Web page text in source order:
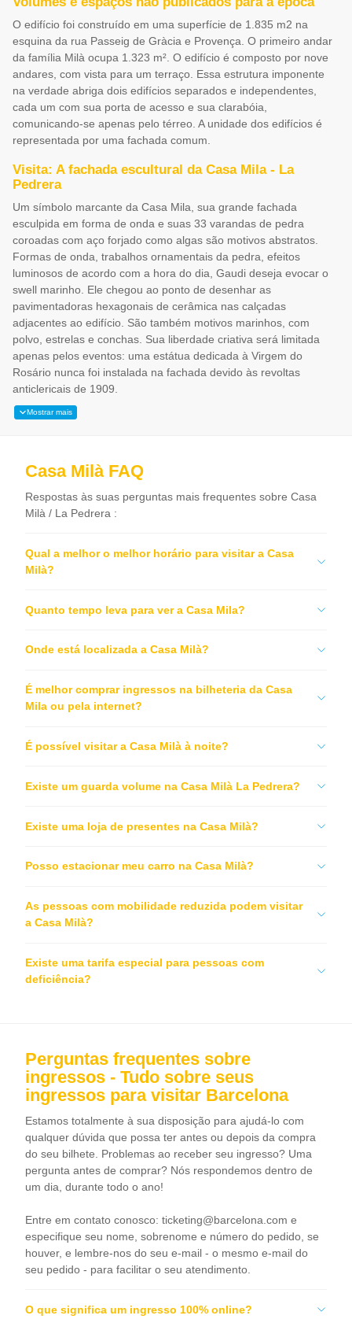
O edifício foi construído em uma superfície de 1.835 m2 na
esquina da rua Passeig de Gràcia e Provença. O primeiro andar
da família Milà ocupa 1.323 m². O edifício é composto por nove
andares, com vista para um terraço. Essa estrutura imponente
na verdade abriga dois edifícios separados e independentes,
cada um com sua porta de acesso e sua clarabóia,
comunicando-se apenas pelo térreo. A unidade dos edifícios é
representada por uma fachada comum.
Visita: A fachada escultural da Casa Mila - La
Pedrera
Um símbolo marcante da Casa Mila, sua grande fachada
esculpida em forma de onda e suas 33 varandas de pedra
coroadas com aço forjado como algas são motivos abstratos.
Formas de onda, trabalhos ornamentais da pedra, efeitos
luminosos de acordo com a hora do dia, Gaudi deseja evocar o
swell marinho. Ele chegou ao ponto de desenhar as
pavimentadoras hexagonais de cerâmica nas calçadas
adjacentes ao edifício. São também motivos marinhos, com
polvo, estrelas e conchas. Sua liberdade criativa será limitada
apenas pelos eventos: uma estátua dedicada à Virgem do
Rosário nunca foi instalada na fachada devido às revoltas
anticlericais de 1909.
Mostrar mais
Casa Milà FAQ
Respostas às suas perguntas mais frequentes sobre Casa
Milà / La Pedrera :
Qual a melhor o melhor horário para visitar a Casa
Milà?
Quanto tempo leva para ver a Casa Mila?
Onde está localizada a Casa Milà?
É melhor comprar ingressos na bilheteria da Casa
Mila ou pela internet?
É possível visitar a Casa Milà à noite?
Existe um guarda volume na Casa Milà La Pedrera?
Existe uma loja de presentes na Casa Milà?
Posso estacionar meu carro na Casa Milà?
As pessoas com mobilidade reduzida podem visitar
a Casa Milà?
Existe uma tarifa especial para pessoas com
deficiência?
Perguntas frequentes sobre
ingressos - Tudo sobre seus
ingressos para visitar Barcelona
Estamos totalmente à sua disposição para ajudá-lo com
qualquer dúvida que possa ter antes ou depois da compra
do seu bilhete. Problemas ao receber seu ingresso? Uma
pergunta antes de comprar? Nós respondemos dentro de
um dia, durante todo o ano!
Entre em contato conosco: ticketing@barcelona.com e
especifique seu nome, sobrenome e número do pedido, se
houver, e lembre-nos do seu e-mail - o mesmo e-mail do
seu pedido - para facilitar o seu atendimento.
O que significa um ingresso 100% online?